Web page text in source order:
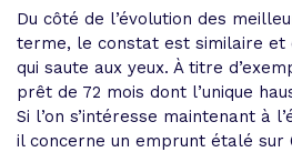
Du côté de l’évolution des
terme, le constat est similaire et
qui saute aux yeux. À titre
prêt de 72 mois dont l’unique
Si l’on s’intéresse maintenant à
il concerne un emprunt étalé sur